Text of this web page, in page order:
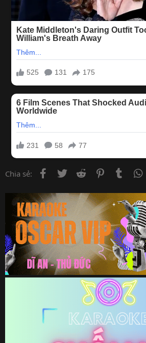
Chia sẻ: Facebook
Twitter Reddit PinterestTumblr